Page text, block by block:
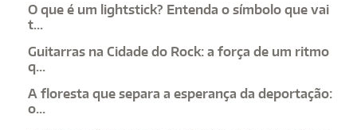
O que é um lightstick? Entenda o símbolo que vai
t...
Guitarras na Cidade do Rock: a força de um ritmo
q...
A floresta que separa a esperança da deportação:
o...